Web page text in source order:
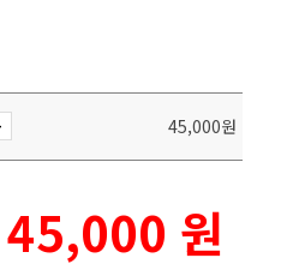
45,000원
45,000 원